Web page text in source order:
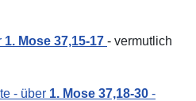
1. Mose 37,15-17 - vermutlich
- über 1. Mose 37,18-30 -